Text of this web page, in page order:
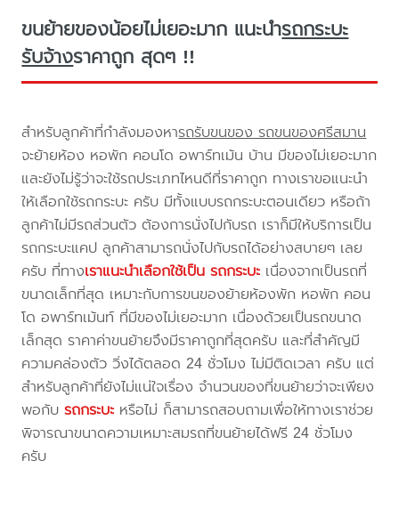
ขนย้ายของน้อยไม่เยอะมาก แนะนำรถกระบะ
รับจ้างราคาถูก สุดๆ !!
สำหรับลูกค้าที่กำลังมองหารถรับขนของ รถขนของศรีสมาน
จะย้ายห้อง หอพัก คอนโด อพาร์ทเม้น บ้าน มีของไม่เยอะมาก
และยังไม่รู้ว่าจะใช้รถประเภทไหนดีที่ราคาถูก ทางเราขอแนะนำ
ให้เลือกใช้รถกระบะ ครับ มีทั้งแบบรถกระบะตอนเดียว หรือถ้า
ลูกค้าไม่มีรถส่วนตัว ต้องการนั่งไปกับรถ เราก็มีให้บริการเป็น
รถกระบะแคป ลูกค้าสามารถนั่งไปกับรถได้อย่างสบายๆ เลย
ครับ ที่ทางเราแนะนำเลือกใช้เป็น รถกระบะ เนื่องจากเป็นรถที่
ขนาดเล็กที่สุด เหมาะกับการขนของย้ายห้องพัก หอพัก คอน
โด อพาร์ทเม้นท์ ที่มีของไม่เยอะมาก เนื่องด้วยเป็นรถขนาด
เล็กสุด ราคาค่าขนย้ายจึงมีราคาถูกที่สุดครับ และที่สำคัญมี
ความคล่องตัว วิ่งได้ตลอด 24 ชั่วโมง ไม่มีติดเวลา ครับ แต่
สำหรับลูกค้าที่ยังไม่แน่ใจเรื่อง จำนวนของที่ขนย้ายว่าจะเพียง
พอกับรถกระบะ หรือไม่ ก็สามารถสอบถามเพื่อให้ทางเราช่วย
พิจารณาขนาดความเหมาะสมรถที่ขนย้ายได้ฟรี 24 ชั่วโมง
ครับ